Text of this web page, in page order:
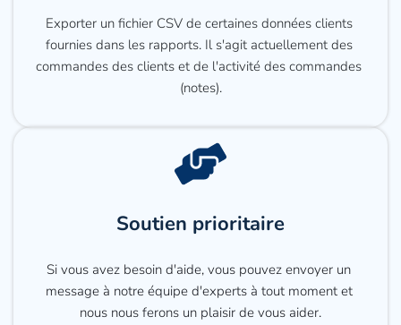
Exporter un fichier CSV de certaines données clients
fournies dans les rapports. Il s'agit actuellement des
commandes des clients et de l'activité des commandes
(notes).
Soutien prioritaire
Si vous avez besoin d'aide, vous pouvez envoyer un
message à notre équipe d'experts à tout moment et
nous nous ferons un plaisir de vous aider.